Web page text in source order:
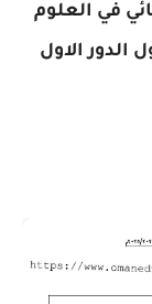
في العلوم
الدور الاول